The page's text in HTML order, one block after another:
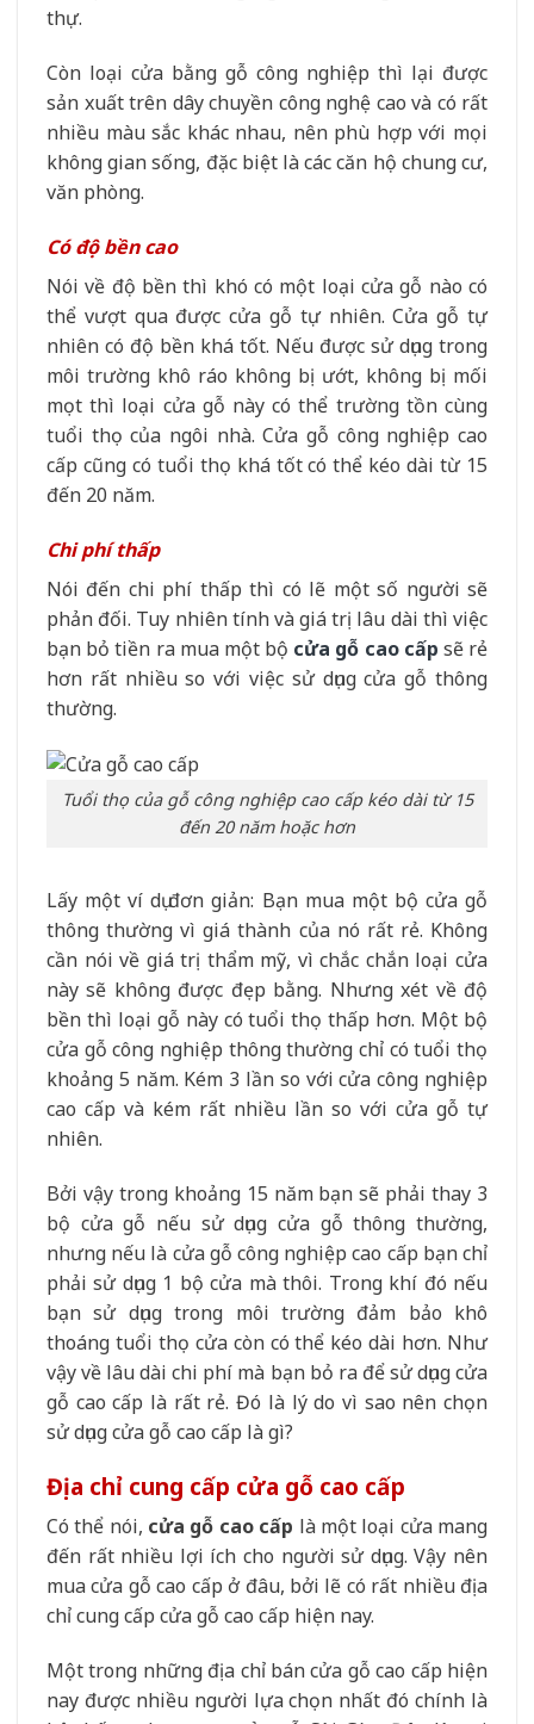
thự.
Còn loại cửa bằng gỗ công nghiệp thì lại được
sản xuất trên dây chuyền công nghệ cao và có rất
nhiều màu sắc khác nhau, nên phù hợp với mọi
không gian sống, đặc biệt là các căn hộ chung cư,
văn phòng.
Có độ bền cao
Nói về độ bền thì khó có một loại cửa gỗ nào có
thể vượt qua được cửa gỗ tự nhiên. Cửa gỗ tự
nhiên có độ bền khá tốt. Nếu được sử dụng trong
môi trường khô ráo không bị ướt, không bị mối
mọt thì loại cửa gỗ này có thể trường tồn cùng
tuổi thọ của ngôi nhà. Cửa gỗ công nghiệp cao
cấp cũng có tuổi thọ khá tốt có thể kéo dài từ 15
đến 20 năm.
Chi phí thấp
Nói đến chi phí thấp thì có lẽ một số người sẽ
phản đối. Tuy nhiên tính và giá trị lâu dài thì việc
bạn bỏ tiền ra mua một bộ cửa gỗ cao cấp sẽ rẻ
hơn rất nhiều so với việc sử dụng cửa gỗ thông
thường.
Tuổi thọ của gỗ công nghiệp cao cấp kéo dài từ 15
đến 20 năm hoặc hơn
Lấy một ví dụ đơn giản: Bạn mua một bộ cửa gỗ
thông thường vì giá thành của nó rất rẻ. Không
cần nói về giá trị thẩm mỹ, vì chắc chắn loại cửa
này sẽ không được đẹp bằng. Nhưng xét về độ
bền thì loại gỗ này có tuổi thọ thấp hơn. Một bộ
cửa gỗ công nghiệp thông thường chỉ có tuổi thọ
khoảng 5 năm. Kém 3 lần so với cửa công nghiệp
cao cấp và kém rất nhiều lần so với cửa gỗ tự
nhiên.
Bởi vậy trong khoảng 15 năm bạn sẽ phải thay 3
bộ cửa gỗ nếu sử dụng cửa gỗ thông thường,
nhưng nếu là cửa gỗ công nghiệp cao cấp bạn chỉ
phải sử dụng 1 bộ cửa mà thôi. Trong khí đó nếu
bạn sử dụng trong môi trường đảm bảo khô
thoáng tuổi thọ cửa còn có thể kéo dài hơn. Như
vậy về lâu dài chi phí mà bạn bỏ ra để sử dụng cửa
gỗ cao cấp là rất rẻ. Đó là lý do vì sao nên chọn
sử dụng cửa gỗ cao cấp là gì?
Địa chỉ cung cấp cửa gỗ cao cấp
Có thể nói, cửa gỗ cao cấp là một loại cửa mang
đến rất nhiều lợi ích cho người sử dụng. Vậy nên
mua cửa gỗ cao cấp ở đâu, bởi lẽ có rất nhiều địa
chỉ cung cấp cửa gỗ cao cấp hiện nay.
Một trong những địa chỉ bán cửa gỗ cao cấp hiện
nay được nhiều người lựa chọn nhất đó chính là